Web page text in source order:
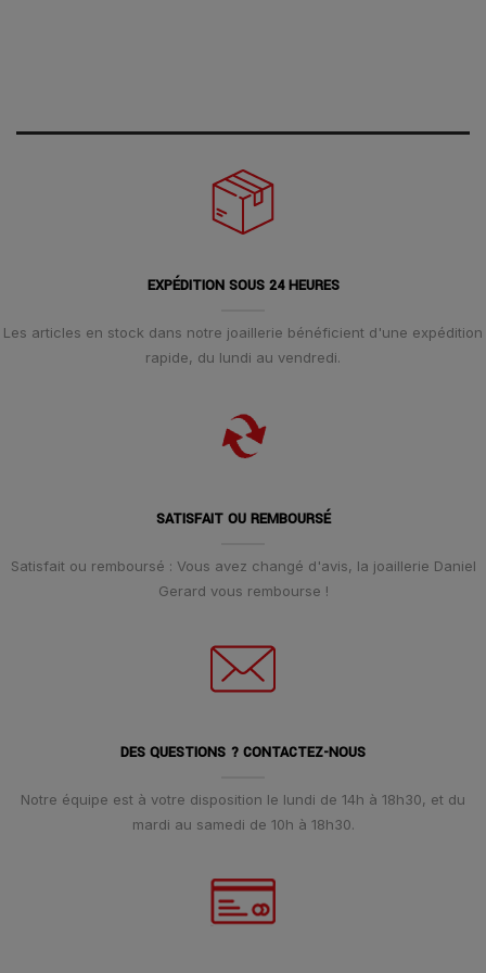
EXPÉDITION SOUS 24 HEURES
Les articles en stock dans notre joaillerie bénéficient d'une expédition
rapide, du lundi au vendredi.
SATISFAIT OU REMBOURSÉ
Satisfait ou remboursé : Vous avez changé d'avis, la joaillerie Daniel
Gerard vous rembourse !
DES QUESTIONS ? CONTACTEZ-NOUS
Notre équipe est à votre disposition le lundi de 14h à 18h30, et du
mardi au samedi de 10h à 18h30.